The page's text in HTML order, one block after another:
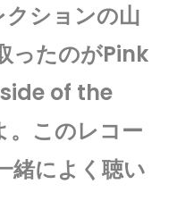
ションの山
ったのがPink
of the
このレコー
緒によく聴い